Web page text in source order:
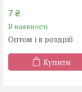
7 ₴
В наявності
Оптом і в роздріб
Купити